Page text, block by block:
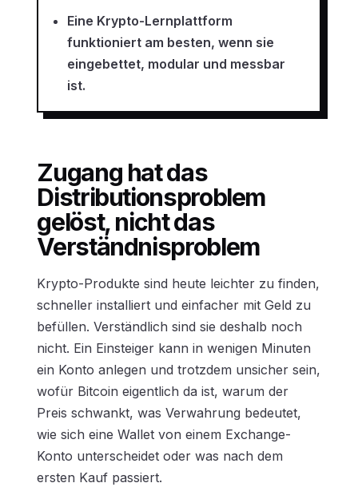
Eine Krypto-Lernplattform
funktioniert am besten, wenn sie
eingebettet, modular und messbar
ist.
Zugang hat das
Distributionsproblem
gelöst, nicht das
Verständnisproblem
Krypto-Produkte sind heute leichter zu finden,
schneller installiert und einfacher mit Geld zu
befüllen. Verständlich sind sie deshalb noch
nicht. Ein Einsteiger kann in wenigen Minuten
ein Konto anlegen und trotzdem unsicher sein,
wofür Bitcoin eigentlich da ist, warum der
Preis schwankt, was Verwahrung bedeutet,
wie sich eine Wallet von einem Exchange-
Konto unterscheidet oder was nach dem
ersten Kauf passiert.